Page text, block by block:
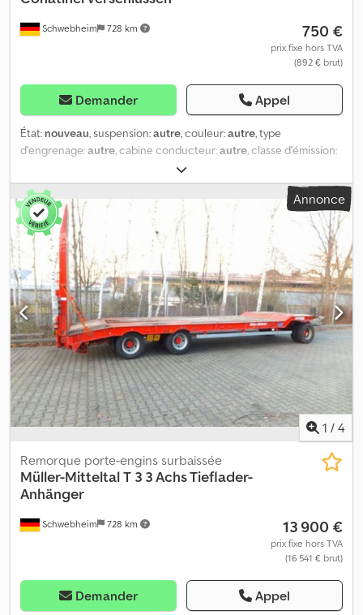
Sous réserve de vente, d’erreurs et de modifications ! Certains
logos d’entreprises ont été supprimés sur les photos – veuillez
vous renseigner. Fonctionnement des équipements sans
garantie. Votre interlocuteur : Christoph Ott Tél. + WhatsApp :
Schwebheim 728 km 750 €
prix fixe hors TVA
(892 € brut)
Demander Appel
État: nouveau, suspension:autre, couleur:autre, type
d'engrenage:autre, cabine conducteur:autre, classe d'émission:
, Châssis d’ajustement pour semi-remorque surbaissée incl.
verrous de conteneurs, prix par châssis d’ajustement, -- sous
réserve d’erreurs d’impression, d’omissions et de modifications,
images d’illustration --, Plus de données sous : !, Plus de détails : !
Codpfx Anszqtvwederf
Annonce
1 / 4
Schwebheim 728 km
Remorque porte-engins surbaissée
Müller-MitteltalT 3 3 Achs Tieflader-
Anhänger
13 900 €
prix fixe hors TVA
(16 541 € brut)
Demander Appel